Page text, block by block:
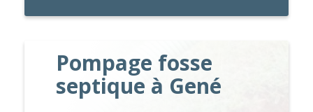
Pompage fosse
septique à Gené